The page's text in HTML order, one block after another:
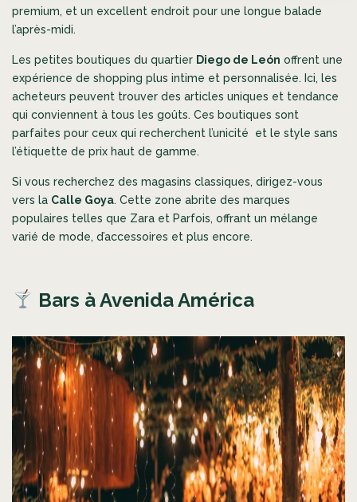
premium, et un excellent endroit pour une longue balade
l’après-midi.
Les petites boutiques du quartier Diego de León offrent une
expérience de shopping plus intime et personnalisée. Ici, les
acheteurs peuvent trouver des articles uniques et tendance
qui conviennent à tous les goûts. Ces boutiques sont
parfaites pour ceux qui recherchent l’unicité et le style sans
l’étiquette de prix haut de gamme.
Si vous recherchez des magasins classiques, dirigez-vous
vers la Calle Goya. Cette zone abrite des marques
populaires telles que Zara et Parfois, offrant un mélange
varié de mode, d’accessoires et plus encore.
Bars à Avenida América